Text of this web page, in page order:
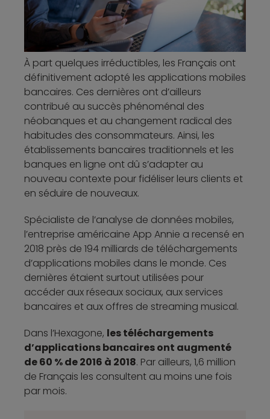
À part quelques irréductibles, les Français ont
définitivement adopté les applications mobiles
bancaires. Ces dernières ont d’ailleurs
contribué au succès phénoménal des
néobanques et au changement radical des
habitudes des consommateurs. Ainsi, les
établissements bancaires traditionnels et les
banques en ligne ont dû s’adapter au
nouveau contexte pour fidéliser leurs clients et
en séduire de nouveaux.
Spécialiste de l’analyse de données mobiles,
l’entreprise américaine App Annie a recensé en
2018 près de 194 milliards de téléchargements
d’applications mobiles dans le monde. Ces
dernières étaient surtout utilisées pour
accéder aux réseaux sociaux, aux services
bancaires et aux offres de streaming musical.
Dans l’Hexagone, les téléchargements
d’applications bancaires ont augmenté
de 60 % de 2016 à 2018. Par ailleurs, 1,6 million
de Français les consultent au moins une fois
par mois.